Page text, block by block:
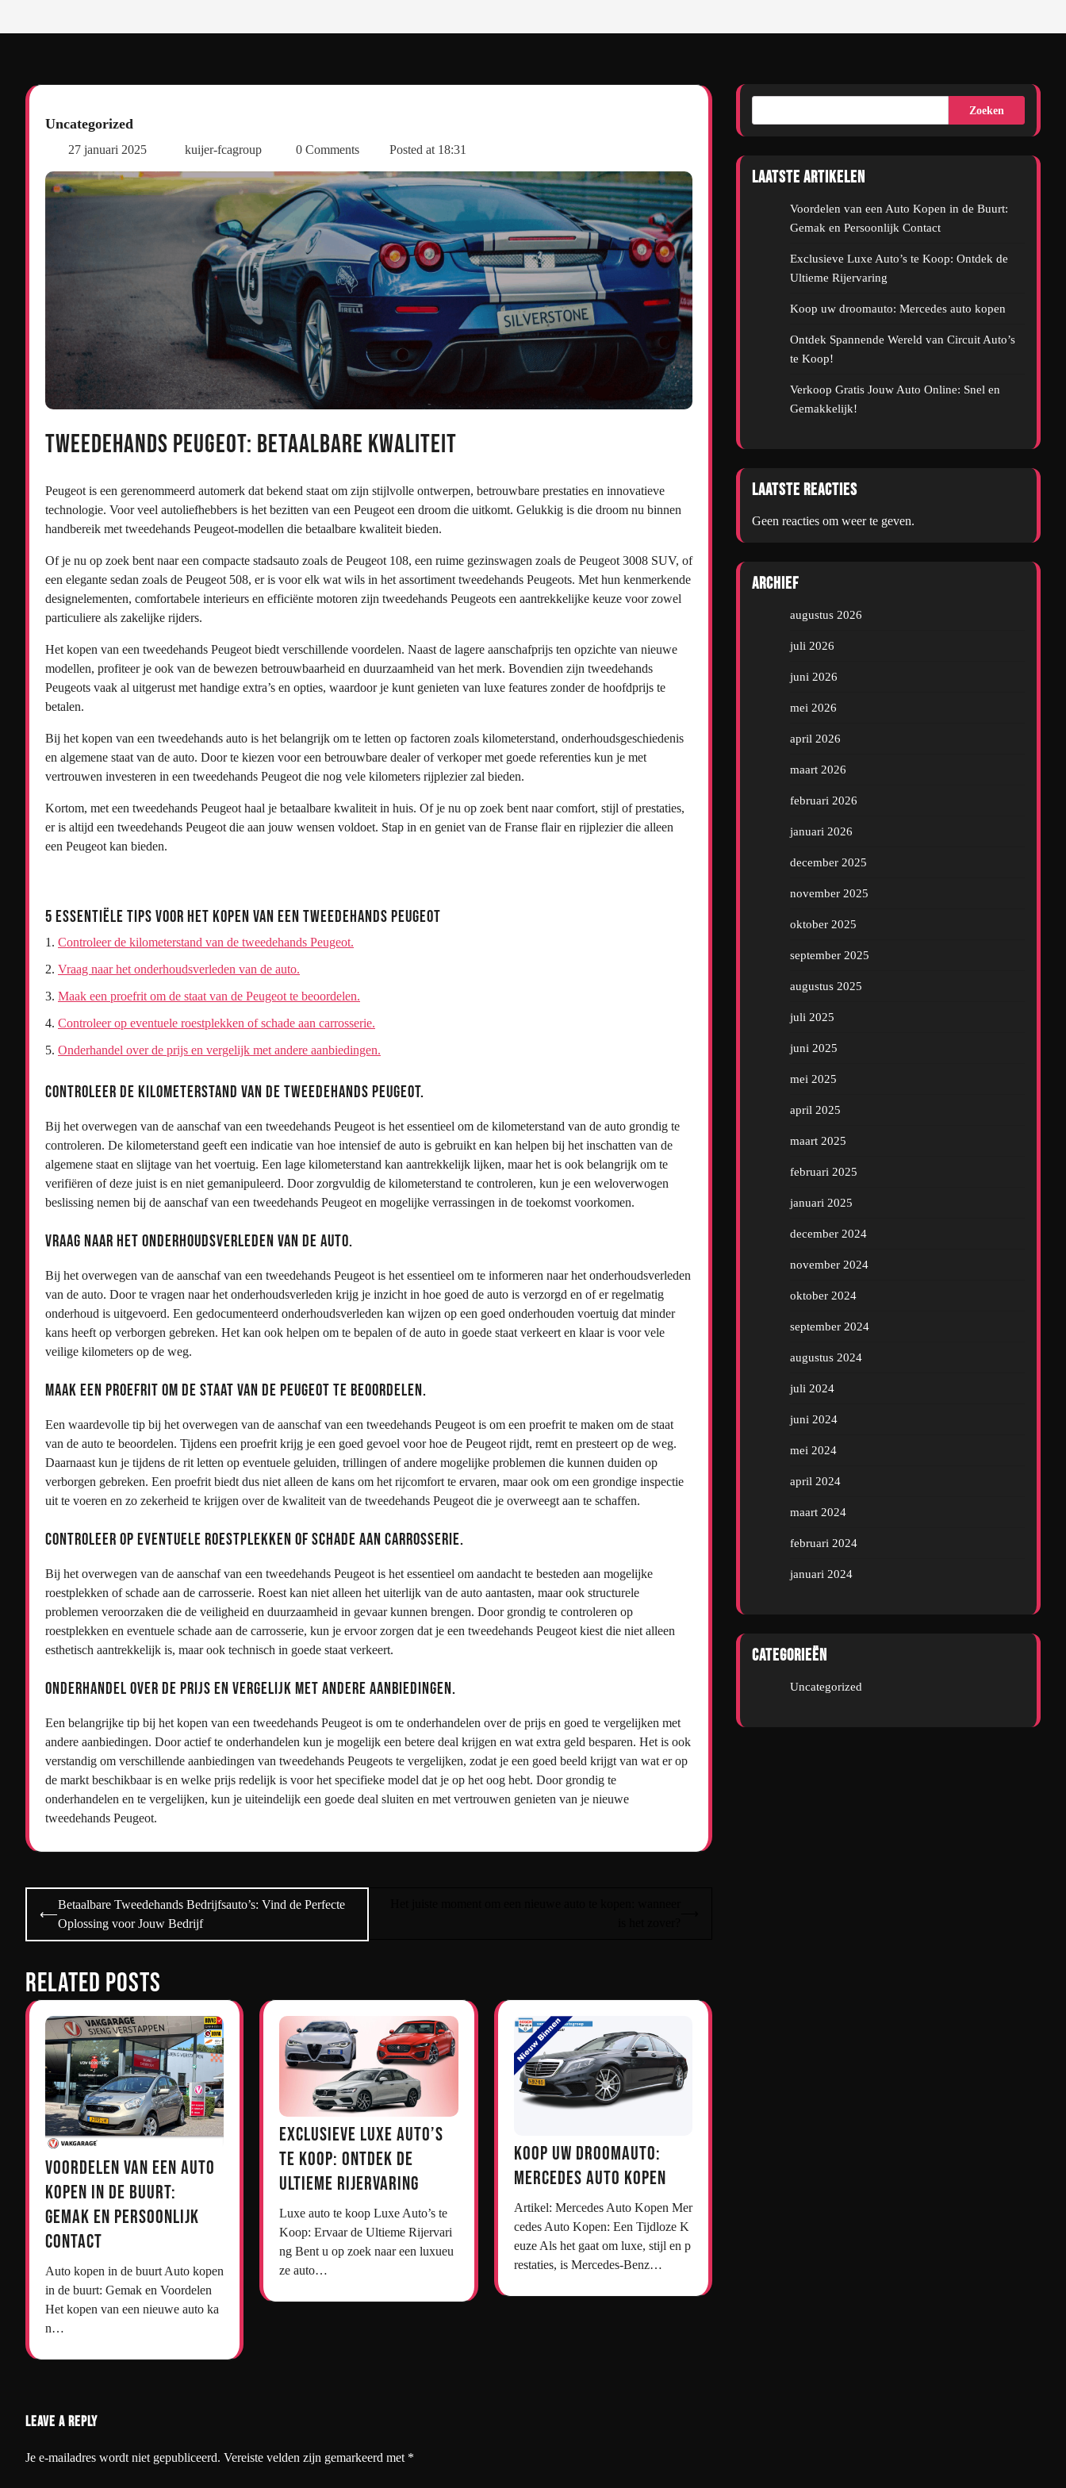
Uncategorized
27 januari 2025 kuijer-fcagroup 0 Comments Posted at 18:31
Tweedehands Peugeot: Betaalbare Kwaliteit
Peugeot is een gerenommeerd automerk dat bekend staat om zijn stijlvolle ontwerpen, betrouwbare prestaties en innovatieve
technologie. Voor veel autoliefhebbers is het bezitten van een Peugeot een droom die uitkomt. Gelukkig is die droom nu binnen
handbereik met tweedehands Peugeot-modellen die betaalbare kwaliteit bieden.
Of je nu op zoek bent naar een compacte stadsauto zoals de Peugeot 108, een ruime gezinswagen zoals de Peugeot 3008 SUV, of
een elegante sedan zoals de Peugeot 508, er is voor elk wat wils in het assortiment tweedehands Peugeots. Met hun kenmerkende
designelementen, comfortabele interieurs en efficiënte motoren zijn tweedehands Peugeots een aantrekkelijke keuze voor zowel
particuliere als zakelijke rijders.
Het kopen van een tweedehands Peugeot biedt verschillende voordelen. Naast de lagere aanschafprijs ten opzichte van nieuwe
modellen, profiteer je ook van de bewezen betrouwbaarheid en duurzaamheid van het merk. Bovendien zijn tweedehands
Peugeots vaak al uitgerust met handige extra’s en opties, waardoor je kunt genieten van luxe features zonder de hoofdprijs te
betalen.
Bij het kopen van een tweedehands auto is het belangrijk om te letten op factoren zoals kilometerstand, onderhoudsgeschiedenis
en algemene staat van de auto. Door te kiezen voor een betrouwbare dealer of verkoper met goede referenties kun je met
vertrouwen investeren in een tweedehands Peugeot die nog vele kilometers rijplezier zal bieden.
Kortom, met een tweedehands Peugeot haal je betaalbare kwaliteit in huis. Of je nu op zoek bent naar comfort, stijl of prestaties,
er is altijd een tweedehands Peugeot die aan jouw wensen voldoet. Stap in en geniet van de Franse flair en rijplezier die alleen
een Peugeot kan bieden.
5 Essentiële Tips voor het Kopen van een Tweedehands Peugeot
Controleer de kilometerstand van de tweedehands Peugeot.
Vraag naar het onderhoudsverleden van de auto.
Maak een proefrit om de staat van de Peugeot te beoordelen.
Controleer op eventuele roestplekken of schade aan carrosserie.
Onderhandel over de prijs en vergelijk met andere aanbiedingen.
Controleer de kilometerstand van de tweedehands Peugeot.
Bij het overwegen van de aanschaf van een tweedehands Peugeot is het essentieel om de kilometerstand van de auto grondig te
controleren. De kilometerstand geeft een indicatie van hoe intensief de auto is gebruikt en kan helpen bij het inschatten van de
algemene staat en slijtage van het voertuig. Een lage kilometerstand kan aantrekkelijk lijken, maar het is ook belangrijk om te
verifiëren of deze juist is en niet gemanipuleerd. Door zorgvuldig de kilometerstand te controleren, kun je een weloverwogen
beslissing nemen bij de aanschaf van een tweedehands Peugeot en mogelijke verrassingen in de toekomst voorkomen.
Vraag naar het onderhoudsverleden van de auto.
Bij het overwegen van de aanschaf van een tweedehands Peugeot is het essentieel om te informeren naar het onderhoudsverleden
van de auto. Door te vragen naar het onderhoudsverleden krijg je inzicht in hoe goed de auto is verzorgd en of er regelmatig
onderhoud is uitgevoerd. Een gedocumenteerd onderhoudsverleden kan wijzen op een goed onderhouden voertuig dat minder
kans heeft op verborgen gebreken. Het kan ook helpen om te bepalen of de auto in goede staat verkeert en klaar is voor vele
veilige kilometers op de weg.
Maak een proefrit om de staat van de Peugeot te beoordelen.
Een waardevolle tip bij het overwegen van de aanschaf van een tweedehands Peugeot is om een proefrit te maken om de staat
van de auto te beoordelen. Tijdens een proefrit krijg je een goed gevoel voor hoe de Peugeot rijdt, remt en presteert op de weg.
Daarnaast kun je tijdens de rit letten op eventuele geluiden, trillingen of andere mogelijke problemen die kunnen duiden op
verborgen gebreken. Een proefrit biedt dus niet alleen de kans om het rijcomfort te ervaren, maar ook om een grondige inspectie
uit te voeren en zo zekerheid te krijgen over de kwaliteit van de tweedehands Peugeot die je overweegt aan te schaffen.
Controleer op eventuele roestplekken of schade aan carrosserie.
Bij het overwegen van de aanschaf van een tweedehands Peugeot is het essentieel om aandacht te besteden aan mogelijke
roestplekken of schade aan de carrosserie. Roest kan niet alleen het uiterlijk van de auto aantasten, maar ook structurele
problemen veroorzaken die de veiligheid en duurzaamheid in gevaar kunnen brengen. Door grondig te controleren op
roestplekken en eventuele schade aan de carrosserie, kun je ervoor zorgen dat je een tweedehands Peugeot kiest die niet alleen
esthetisch aantrekkelijk is, maar ook technisch in goede staat verkeert.
Onderhandel over de prijs en vergelijk met andere aanbiedingen.
Een belangrijke tip bij het kopen van een tweedehands Peugeot is om te onderhandelen over de prijs en goed te vergelijken met
andere aanbiedingen. Door actief te onderhandelen kun je mogelijk een betere deal krijgen en wat extra geld besparen. Het is ook
verstandig om verschillende aanbiedingen van tweedehands Peugeots te vergelijken, zodat je een goed beeld krijgt van wat er op
de markt beschikbaar is en welke prijs redelijk is voor het specifieke model dat je op het oog hebt. Door grondig te
onderhandelen en te vergelijken, kun je uiteindelijk een goede deal sluiten en met vertrouwen genieten van je nieuwe
tweedehands Peugeot.
Bericht
navigatie
⟵
Betaalbare Tweedehands Bedrijfsauto’s: Vind de Perfecte
Oplossing voor Jouw Bedrijf
Related Posts
Voordelen van een Auto
Kopen in de Buurt:
Gemak en Persoonlijk
Contact
Auto kopen in de buurt Auto kopen
in de buurt: Gemak en Voordelen
Het kopen van een nieuwe auto ka
n…
Exclusieve Luxe Auto’s
te Koop: Ontdek de
Ultieme Rijervaring
Luxe auto te koop Luxe Auto’s te
Koop: Ervaar de Ultieme Rijervari
ng Bent u op zoek naar een luxueu
ze auto…
Koop uw droomauto:
Mercedes auto kopen
Artikel: Mercedes Auto Kopen Mer
cedes Auto Kopen: Een Tijdloze K
euze Als het gaat om luxe, stijl en p
restaties, is Mercedes-Benz…
Leave a Reply
Je e-mailadres wordt niet gepubliceerd. Vereiste velden zijn gemarkeerd met *
Zoeken
Laatste artikelen
Voordelen van een Auto Kopen in de Buurt:
Gemak en Persoonlijk Contact
Exclusieve Luxe Auto’s te Koop: Ontdek de
Ultieme Rijervaring
Koop uw droomauto: Mercedes auto kopen
Ontdek Spannende Wereld van Circuit Auto’s
te Koop!
Verkoop Gratis Jouw Auto Online: Snel en
Gemakkelijk!
Laatste reacties
Geen reacties om weer te geven.
Archief
augustus 2026
juli 2026
juni 2026
mei 2026
april 2026
maart 2026
februari 2026
januari 2026
december 2025
november 2025
oktober 2025
september 2025
augustus 2025
juli 2025
juni 2025
mei 2025
april 2025
maart 2025
februari 2025
januari 2025
december 2024
november 2024
oktober 2024
september 2024
augustus 2024
juli 2024
juni 2024
mei 2024
april 2024
maart 2024
februari 2024
januari 2024
Categorieën
Uncategorized